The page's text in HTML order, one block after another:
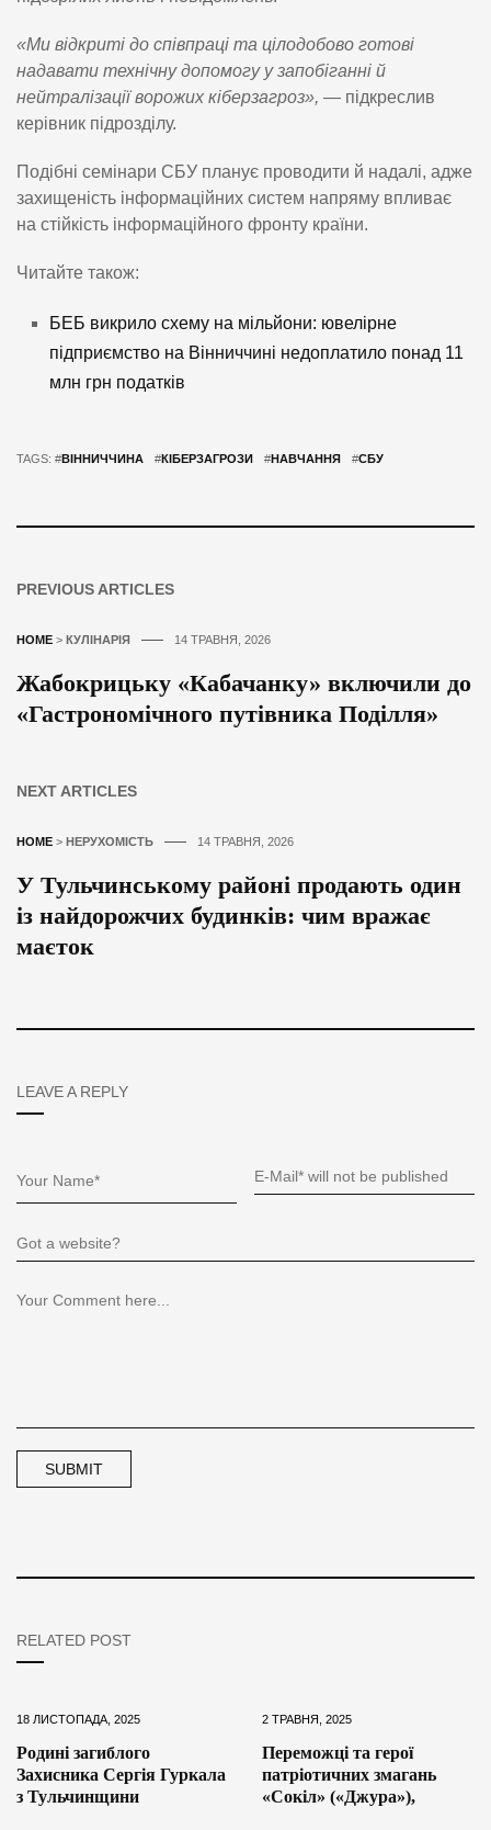
«Ми відкриті до співпраці та цілодобово готові
надавати технічну допомогу у запобіганні й
нейтралізації ворожих кіберзагроз», — підкреслив
керівник підрозділу.
Подібні семінари СБУ планує проводити й надалі, адже
захищеність інформаційних систем напряму впливає
на стійкість інформаційного фронту країни.
Читайте також:
БЕБ викрило схему на мільйони: ювелірне
підприємство на Вінниччині недоплатило понад 11
млн грн податків
TAGS: #ВІННИЧЧИНА #КІБЕРЗАГРОЗИ #НАВЧАННЯ #СБУ
PREVIOUS ARTICLES
HOME > КУЛІНАРІЯ 14 ТРАВНЯ, 2026
Жабокрицьку «Кабачанку» включили до
«Гастрономічного путівника Поділля»
NEXT ARTICLES
HOME > НЕРУХОМІСТЬ 14 ТРАВНЯ, 2026
У Тульчинському районі продають один
із найдорожчих будинків: чим вражає
маєток
LEAVE A REPLY
RELATED POST
18 ЛИСТОПАДА, 2025
Родині загиблого
Захисника Сергія Гуркала
з Тульчинщини
2 ТРАВНЯ, 2025
Переможці та герої
патріотичних змагань
«Сокіл» («Джура»),